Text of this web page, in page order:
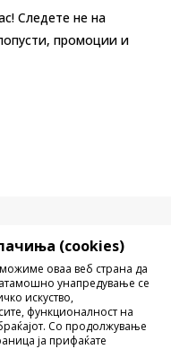
Следете не на
промоции и
(cookies)
оваа веб страна да
унапредување се
искуство,
функционалност на
Со продолжување
ја прифаќате